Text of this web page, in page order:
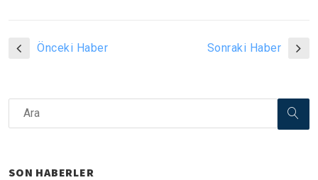
Önceki Haber Sonraki Haber
SON HABERLER